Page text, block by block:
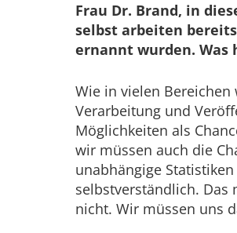
Frau Dr. Brand, in
selbst arbeiten
ernannt wurden. Was
Wie in vielen
Verarbeitung und
Möglichkeiten als
wir müssen auch die
unabhängige
selbstverständlich. Das
nicht. Wir müssen uns